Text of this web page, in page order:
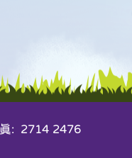
: 2714 2476